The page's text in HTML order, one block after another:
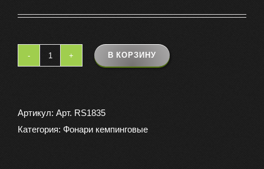
Количество
аккумуляторный
КОСМОС
В КОРЗИНУ
Артикул: Арт. RS1835
Категория: Фонари кемпинговые